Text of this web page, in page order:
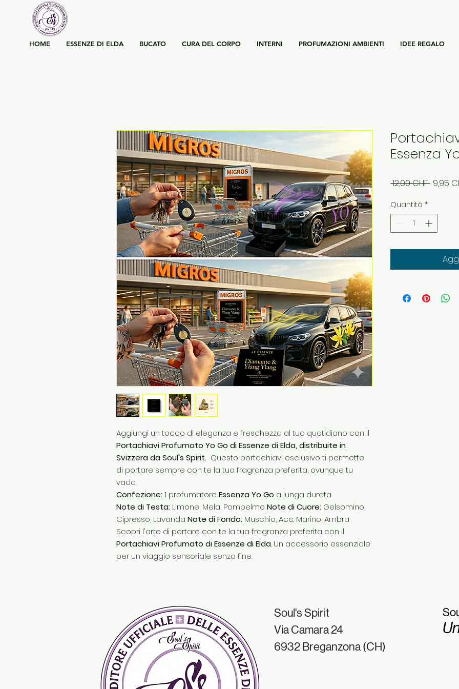
HOME ESSENZE DI ELDA BUCATO CURA DEL CORPO INTERNI PROFUMAZIONI AMBIENTI IDEE REGALO
Aggiungi un tocco di eleganza e freschezza al tuo quotidiano con il
Portachiavi Profumato Yo Go di Essenze di Elda, distribuite in
Svizzera da Soul's Spirit. Questo portachiavi esclusivo ti permette
di portare sempre con te la tua fragranza preferita, ovunque tu
vada.
Confezione:1 profumatore Essenza Yo Go a lunga durata
Note di Testa: Limone, Mela, Pompelmo Note di Cuore: Gelsomino,
Cipresso, Lavanda Note di Fondo: Muschio, Acc. Marino, Ambra
Scopri l'arte di portare con te la tua fragranza preferita con il
Portachiavi Profumato di Essenze di Elda. Un accessorio essenziale
per un viaggio sensoriale senza fine.
Essenza
12,00 CHF Prezzo
9,95
Quantità *
Soul's Spirit
Via Camara 24
6932 Breganzona (CH)